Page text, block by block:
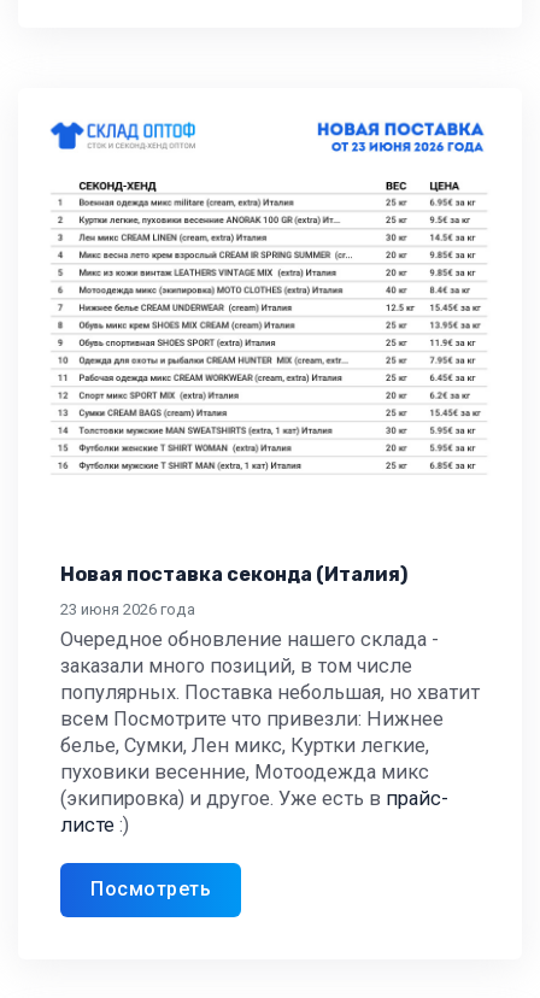
Новая поставка секонда (Италия)
23 июня 2026 года
Очередное обновление нашего склада -
заказали много позиций, в том числе
популярных. Поставка небольшая, но хватит
всем Посмотрите что привезли: Нижнее
белье, Сумки, Лен микс, Куртки легкие,
пуховики весенние, Мотоодежда микс
(экипировка) и другое. Уже есть в прайс-
листе :)
Посмотреть